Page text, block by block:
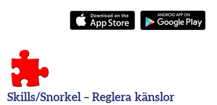
Skills/Snorkel – Reglera känslor